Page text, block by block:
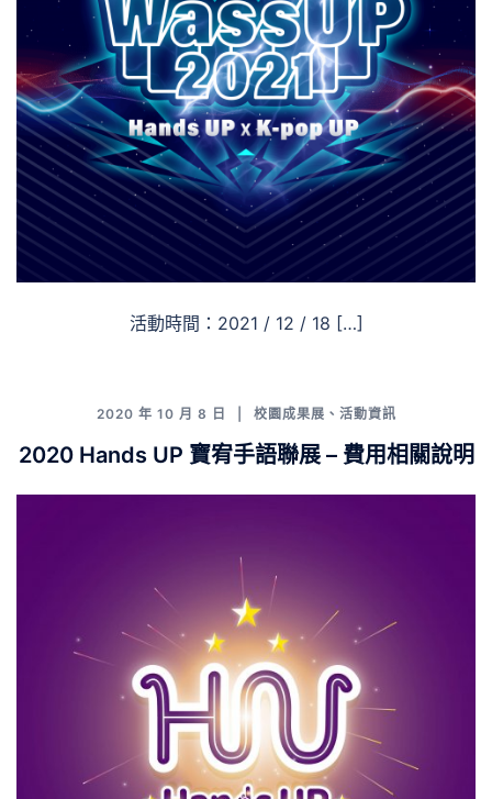
活動時間：2021 / 12 / 18 […]
2020 年 10 月 8 日 校園成果展 、 活動資訊
2020 Hands UP 寶宥手語聯展 – 費用相關說明